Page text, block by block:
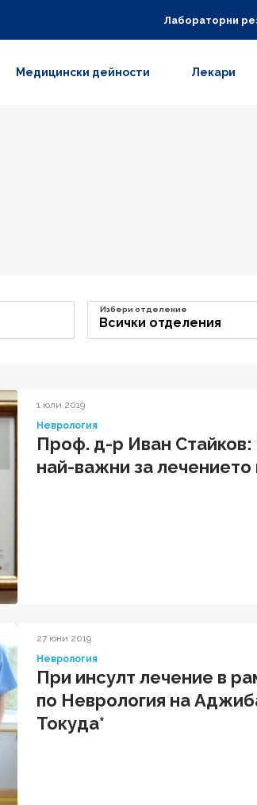
Лабораторни
Медицински дейности Лекари
Всички отделения
Избери отделение
1 юли 2019
Неврология
Проф. д-р Иван Стайков:
най-важни за лечението
27 юни 2019
Неврология
При инсулт лечение в
по Неврология на
Токуда*